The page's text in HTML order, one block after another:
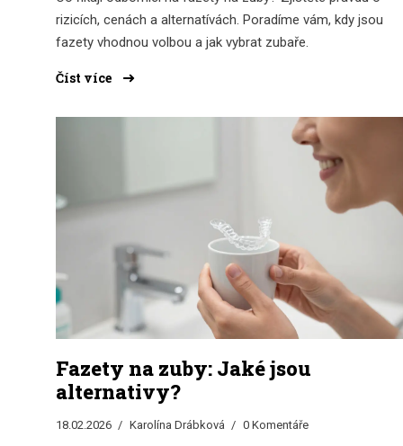
rizicích, cenách a alternatívách. Poradíme vám, kdy jsou
fazety vhodnou volbou a jak vybrat zubaře.
Číst více
Fazety na zuby: Jaké jsou
alternativy?
18.02.2026 Karolína Drábková 0 Komentáře